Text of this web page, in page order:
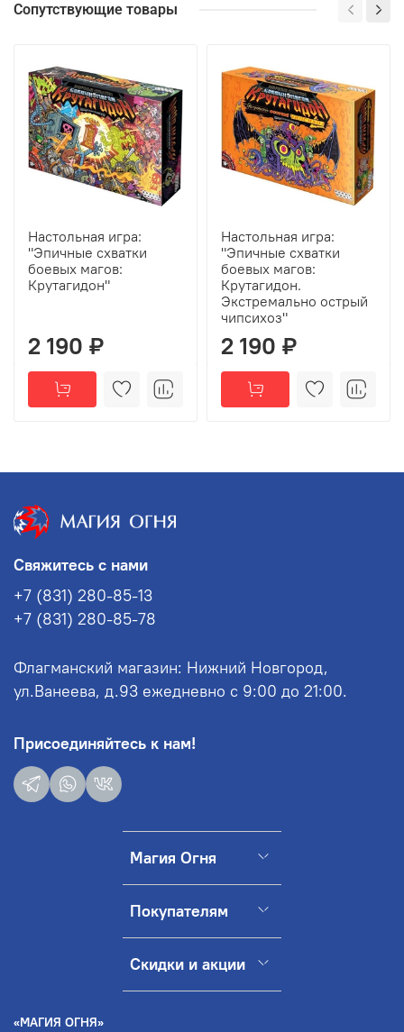
Сопутствующие товары
Настольная игра:
"Эпичные схватки
боевых магов:
Крутагидон"
2 190 ₽
Настольная игра:
"Эпичные схватки
боевых магов:
Крутагидон.
Экстремально острый
чипсихоз"
2 190 ₽
Магия Огня
Покупателям
Скидки и акции
Свяжитесь с нами
+7 (831) 280-85-13
+7 (831) 280-85-78
Флагманский магазин: Нижний Новгород,
ул.Ванеева, д.93 ежедневно с 9:00 до 21:00.
Присоединяйтесь к нам!
«МАГИЯ ОГНЯ»